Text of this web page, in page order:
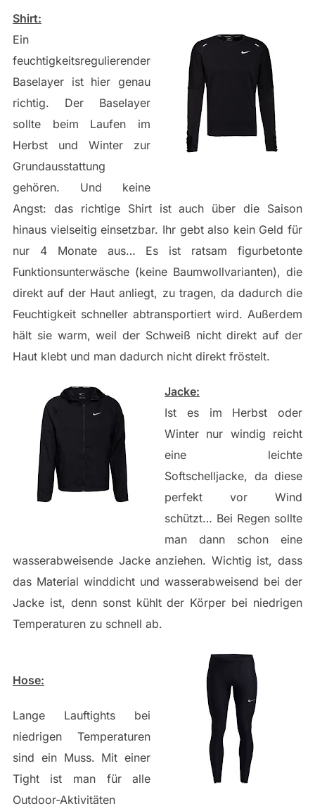
Shirt:
Ein
feuchtigkeitsregulierender
Baselayer ist hier genau
richtig. Der Baselayer
sollte beim Laufen im
Herbst und Winter zur
Grundausstattung
gehören. Und keine
Angst: das richtige Shirt ist auch über die Saison
hinaus vielseitig einsetzbar. Ihr gebt also kein Geld für
nur 4 Monate aus… Es ist ratsam figurbetonte
Funktionsunterwäsche (keine Baumwollvarianten), die
direkt auf der Haut anliegt, zu tragen, da dadurch die
Feuchtigkeit schneller abtransportiert wird. Außerdem
hält sie warm, weil der Schweiß nicht direkt auf der
Haut klebt und man dadurch nicht direkt fröstelt.
Jacke:
Ist es im Herbst oder
Winter nur windig reicht
eine leichte
Softschelljacke, da diese
perfekt vor Wind
schützt… Bei Regen sollte
man dann schon eine
wasserabweisende Jacke anziehen. Wichtig ist, dass
das Material winddicht und wasserabweisend bei der
Jacke ist, denn sonst kühlt der Körper bei niedrigen
Temperaturen zu schnell ab.
Hose:
Lange Lauftights bei
niedrigen Temperaturen
sind ein Muss. Mit einer
Tight ist man für alle
Outdoor-Aktivitäten